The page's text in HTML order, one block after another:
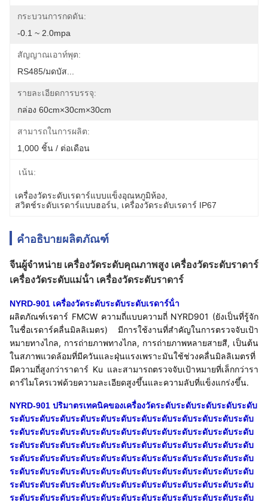
กระบวนการกดดัน:
-0.1 ~ 2.0mpa
สัญญาณเอาท์พุต:
RS485/มดบัส...
รายละเอียดการบรรจุ:
กล่อง 60cm×30cm×30cm
สามารถในการผลิต:
1,000 ชิ้น / ต่อเดือน
เน้น:
เครื่องวัดระดับเรดาร์แบบแข็งอุณหภูมิห้อง
สวิตช์ระดับเรดาร์แบบฮอร์น เครื่องวัดระดับเรดาร์ IP67
คำอธิบายผลิตภัณฑ์
จีนผู้จําหน่าย เครื่องวัดระดับคุณภาพสูง เครื่องวัดระดับราดาร์
เครื่องวัดระดับแม่น้ํา เครื่องวัดระดับราดาร์
NYRD-901 เครื่องวัดระดับระดับระดับเรดาร์น้ํา
ผลิตภัณฑ์เรดาร์ FMCW ความถี่แบบความถี่ NYRD901 (ยังเป็นที่รู้จัก
ในชื่อเรดาร์คลื่นมิลลิเมตร) มีการใช้งานที่สําคัญในการตรวจจับเป้า
หมายทางไกล, การถ่ายภาพทางไกล, การถ่ายภาพหลายสายสี, เป็นต้น
ในสภาพแวดล้อมที่มีควันและฝุ่นแรงเพราะมันใช้ช่วงคลื่นมิลลิเมตรที่
มีความถี่สูงกว่าราดาร์ Ku และสามารถตรวจจับเป้าหมายที่เล็กกว่ารา
ดาร์ไมโครเวฟด้วยความละเอียดสูงขึ้นและความลับที่แข็งแกร่งขึ้น.
NYRD-901 ปริมาตรเทคนิคของเครื่องวัดระดับระดับระดับระดับระดับ
ระดับระดับระดับระดับระดับระดับระดับระดับระดับระดับระดับระดับ
ระดับระดับระดับระดับระดับระดับระดับระดับระดับระดับระดับระดับ
ระดับระดับระดับระดับระดับระดับระดับระดับระดับระดับระดับระดับ
ระดับระดับระดับระดับระดับระดับระดับระดับระดับระดับระดับระดับ
ระดับระดับระดับระดับระดับระดับระดับระดับระดับระดับระดับระดับ
ระดับระดับระดับระดับระดับระดับระดับระดับระดับระดับระดับระดับ
ระดับระดับระดับระดับระดับระดับระดับระดับระดับระดับระดับระดับ